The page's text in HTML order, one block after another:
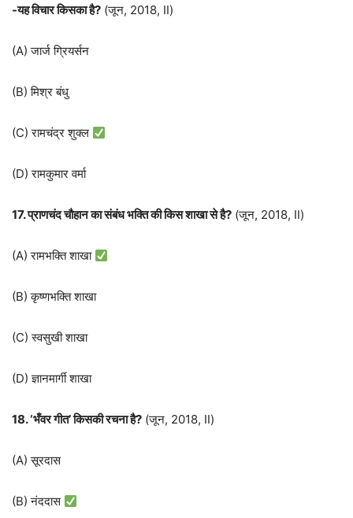
-यह विचार किसका है? (जून, 2018, II)
(A) जार्ज ग्रियर्सन
(B) मिश्र बंधु
(C) रामचंद्र शुक्ल
(D) रामकुमार वर्मा
17. प्राणचंद चौहान का संबंध भक्ति की किस शाखा से है? (जून, 2018, II)
(A) रामभक्ति शाखा
(B) कृष्णभक्ति शाखा
(C) स्वसुखी शाखा
(D) ज्ञानमार्गी शाखा
18. ‘भँवर गीत’ किसकी रचना है? (जून, 2018, II)
(A) सूरदास
(B) नंददास